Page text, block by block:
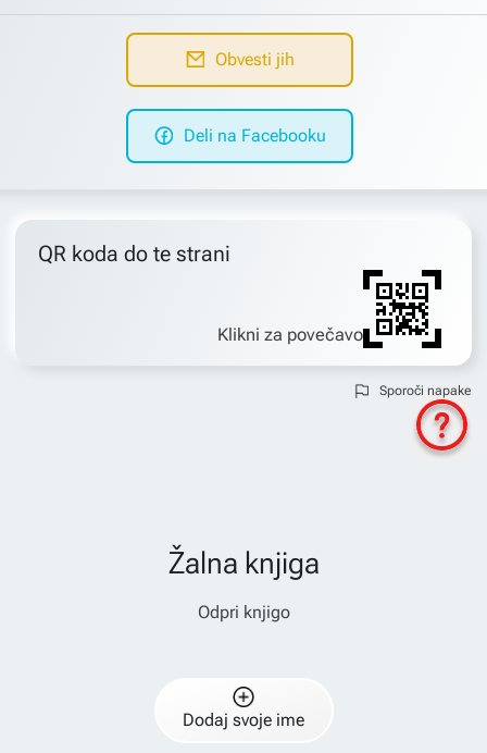
Obvesti jih
Deli na Facebooku
QR koda do te strani
Klikni za povečavo
Sporoči napake
Žalna knjiga
Odpri knjigo
Dodaj svoje ime